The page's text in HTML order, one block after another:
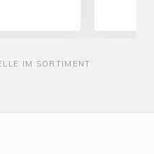
IM SORTIMENT